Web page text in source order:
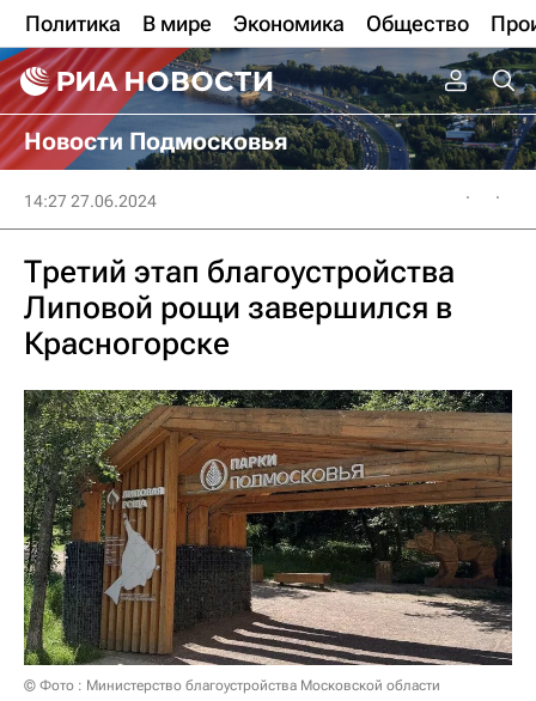
Политика В мире Экономика Общество
Новости Подмосковья
14:27 27.06.2024
Третий этап благоустройства
Липовой рощи завершился в
Красногорске
© Фото : Министерство благоустройства Московской области